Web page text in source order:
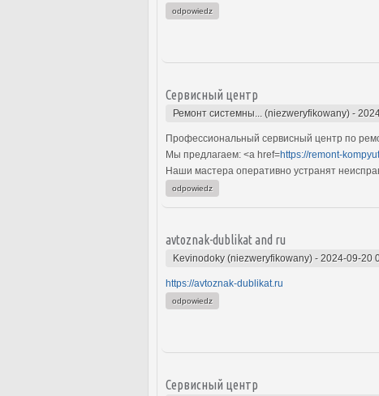
odpowiedz
Сервисный центр
Ремонт системны... (niezweryfikowany) -
Профессиональный сервисный центр по
Мы предлагаем: <a href=https://remont-
Наши мастера оперативно устранят
odpowiedz
avtoznak-dublikat and ru
Kevinodoky (niezweryfikowany) - 2024-09-20
https://avtoznak-dublikat.ru
odpowiedz
Сервисный центр